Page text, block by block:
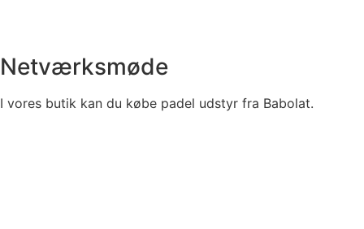
Netværksmøde
I vores butik kan du købe padel udstyr fra Babolat.